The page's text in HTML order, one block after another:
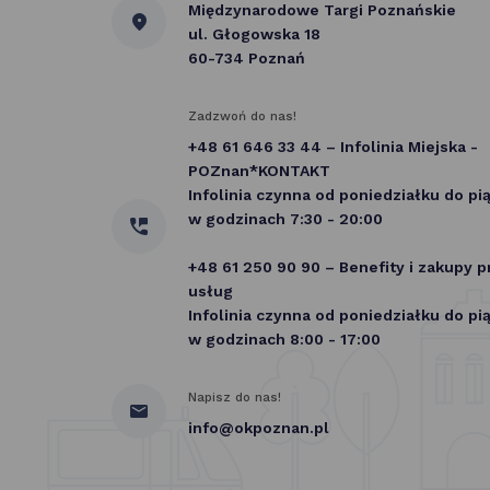
Międzynarodowe Targi Poznańskie
ul. Głogowska 18
60-734 Poznań
Zadzwoń do nas!
+48 61 646 33 44 – Infolinia Miejska -
POZnan*KONTAKT
Infolinia czynna od poniedziałku do
w godzinach 7:30 - 20:00
+48 61 250 90 90 – Benefity i zakupy
usług
Infolinia czynna od poniedziałku do
w godzinach 8:00 - 17:00
Napisz do nas!
info@okpoznan.pl